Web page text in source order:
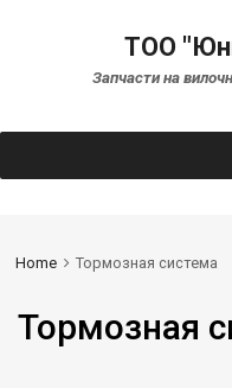
ТОО
Запчасти на
Home Тормозная система
Тормозная